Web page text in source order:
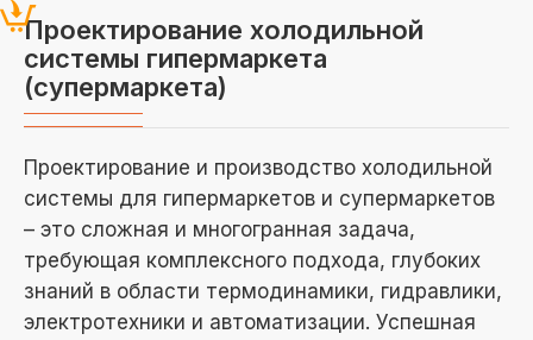
Проектирование холодильной
системы гипермаркета
(супермаркета)
Проектирование и производство холодильной
системы для гипермаркетов и супермаркетов
– это сложная и многогранная задача,
требующая комплексного подхода, глубоких
знаний в области термодинамики, гидравлики,
электротехники и автоматизации. Успешная